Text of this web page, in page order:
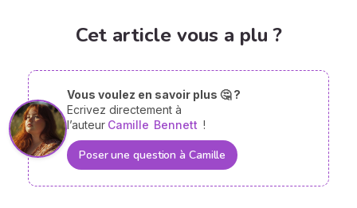
Cet article vous a plu ?
Vous voulez en savoir plus 🤔 ?
Ecrivez directement à
l’auteur Camille Bennett !
Poser une question à Camille